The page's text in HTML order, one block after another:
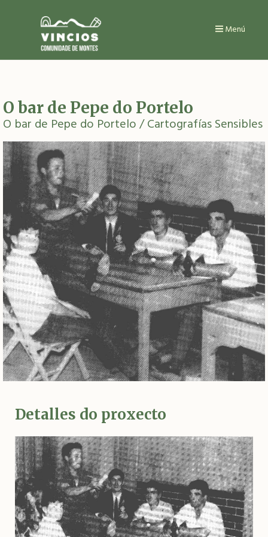
Menú
O bar de Pepe do Portelo
O bar de Pepe do Portelo/ Cartografías Sensibles
Detalles do proxecto